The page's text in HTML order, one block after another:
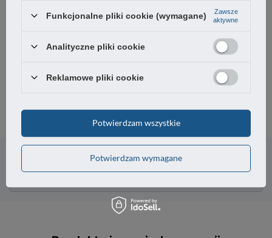
stal ocynkowana - DŁUGA -50 szt
11,43 zł
Potrzebujesz pomocy? Masz pytania?
Zadaj pytanie a my odpowiemy niezwłocznie,
najciekawsze pytania i odpowiedzi publikując
Funkcjonalne pliki cookie (wymagane)
Zawsze
aktywne
Analityczne pliki cookie
Reklamowe pliki cookie
Potwierdzam wymagane
Potwierdzam wszystkie